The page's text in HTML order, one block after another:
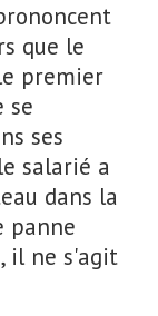
que le
premier
se
ses
salarié a
dans la
panne
il ne s'agit